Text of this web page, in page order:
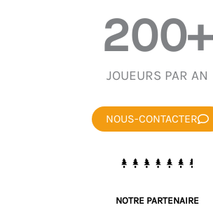
JOUEURS PAR AN
200+
NOUS-CONTACTER
NOTRE PARTENAIRE